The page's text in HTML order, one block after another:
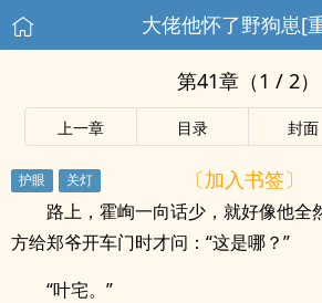
大佬他怀了野狗崽[
第41章（1 / 2）
上一章 目录 封面
〔加入书签〕
路上，霍峋一向话少，就好像他全
方给郑爷开车门时才问：“这是哪？”
“叶宅。”